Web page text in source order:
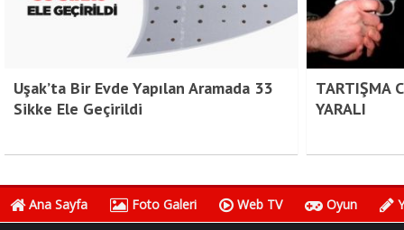
Uşak’ta Bir Evde Yapılan Aramada 33
Sikke Ele Geçirildi
TARTIŞMA
YARALI
Ana Sayfa Foto Galeri Web TV Oyun